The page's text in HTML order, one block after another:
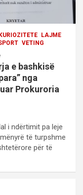
KURIOZITETE
LAJME
VETING
e bashkisë
nga
Prokuroria
i ndërtimit pa leje
të turpshme
për të